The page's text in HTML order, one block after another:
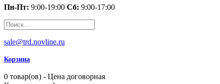
Пн-Пт: 9:00-19:00 Сб: 9:00-17:00
sale@trd.novline.ru
Корзина
0 товар(ов) - Цена договорная